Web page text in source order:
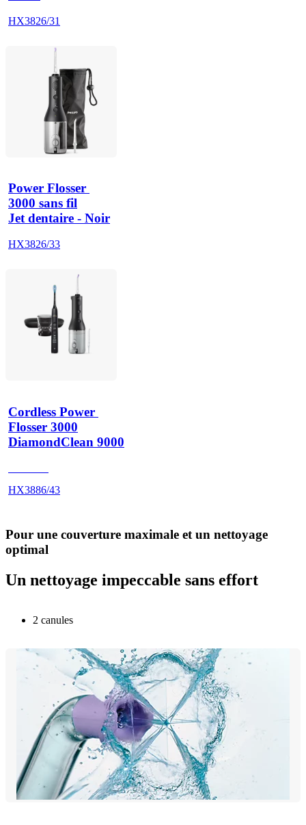
HX3826/31
Power Flosser
3000 sans fil
Jet dentaire - Noir
HX3826/33
Cordless Power
Flosser 3000
DiamondClean 9000
HX3886/43
Pour une couverture maximale et un nettoyage
optimal
Un nettoyage impeccable sans effort
2 canules